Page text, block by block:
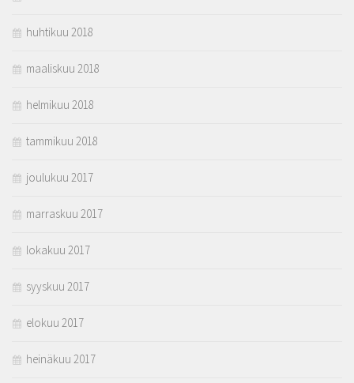
huhtikuu 2018
maaliskuu 2018
helmikuu 2018
tammikuu 2018
joulukuu 2017
marraskuu 2017
lokakuu 2017
syyskuu 2017
elokuu 2017
heinäkuu 2017